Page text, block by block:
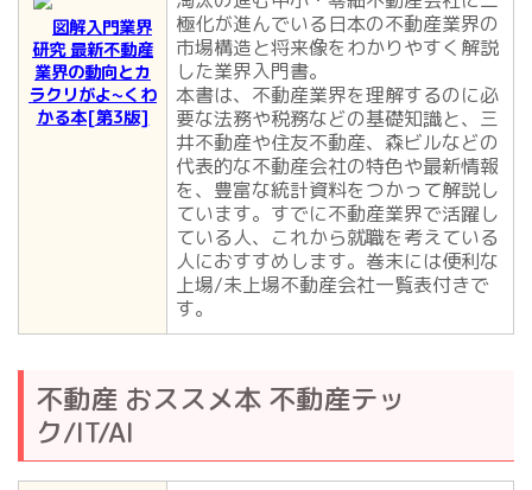
図解入門業界
研究 最新不動産
業界の動向とカ
ラクリがよ~くわ
かる本[第3版]
極化が進んでいる日本の不動産業界の
市場構造と将来像をわかりやすく解説
した業界入門書。
本書は、不動産業界を理解するのに必
要な法務や税務などの基礎知識と、三
井不動産や住友不動産、森ビルなどの
代表的な不動産会社の特色や最新情報
を、豊富な統計資料をつかって解説し
ています。すでに不動産業界で活躍し
ている人、これから就職を考えている
人におすすめします。巻末には便利な
上場/未上場不動産会社一覧表付きで
す。
不動産 おススメ本 不動産テッ
ク/IT/AI